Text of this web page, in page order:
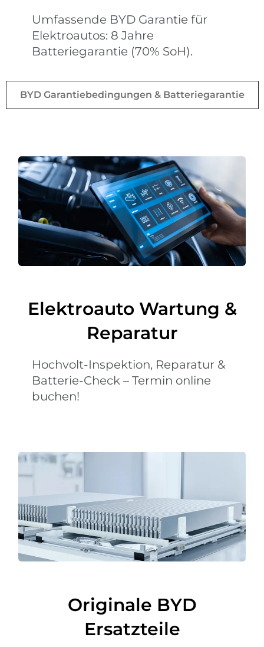
Blade Batterie
Umfassende BYD Garantie für
Elektroautos: 8 Jahre
Batteriegarantie (70% SoH).
BYD Garantiebedingungen & Batteriegarantie
Elektroauto Wartung &
Reparatur
Hochvolt-Inspektion, Reparatur &
Batterie-Check – Termin online
buchen!
Originale BYD
Ersatzteile